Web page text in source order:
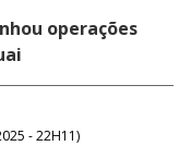
operações
- 22H11)